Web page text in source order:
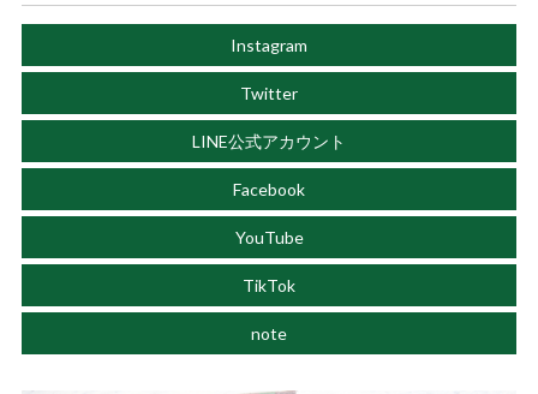
Instagram
Twitter
LINE公式アカウント
Facebook
YouTube
TikTok
note